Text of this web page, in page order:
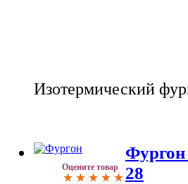
Изотермический
Оцените товар
Фургон
28